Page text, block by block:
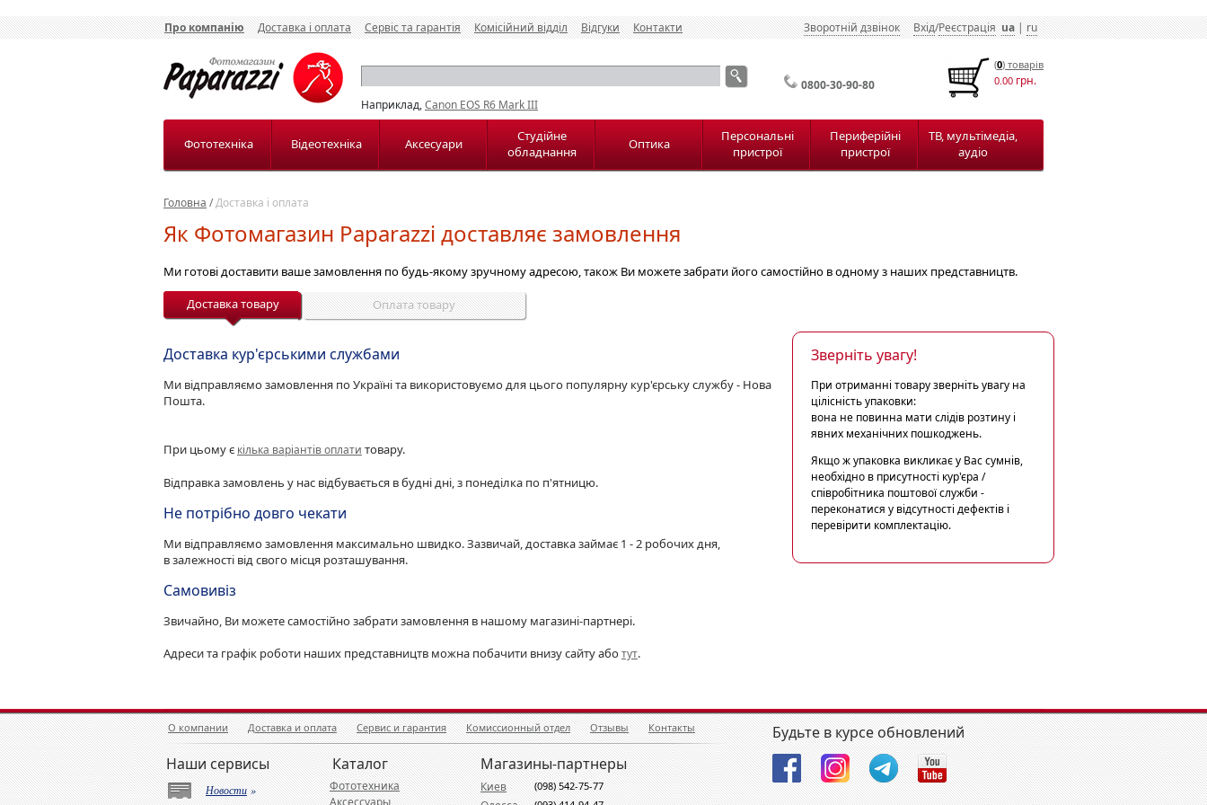
Про компанію Доставка і оплата Сервіс та гарантія Комісійний відділ Відгуки Контакти Зворотній дзвінок Вхід/Реєстрація ua|ru
Наприклад,Canon EOS R6 Mark III
0800-30-90-80
(0) товарiв
0.00 грн.
Фототехніка Відеотехніка Аксесуари
Студійне
обладнання
Оптика
Персональні
пристрої
Периферійні
пристрої
ТВ, мультімедіа,
аудіо
Головна /Доставка і оплата
Як Фотомагазин Paparazzi доставляє замовлення
Ми готові доставити ваше замовлення по будь-якому зручному адресою, також Ви можете забрати його самостійно в одному з наших представництв.
Доставка товару
Оплата товару
Зверніть увагу!
При отриманні товару зверніть увагу на
цілісність упаковки:
вона не повинна мати слідів розтину і
явних механічних пошкоджень.
Якщо ж упаковка викликає у Вас сумнів,
необхідно в присутності кур'єра /
співробітника поштової служби -
переконатися у відсутності дефектів і
перевірити комплектацію.
Доставка кур'єрськими службами
Ми відправляємо замовлення по Україні та використовуємо для цього популярну кур'єрську службу - Нова
Пошта.
При цьому є кілька варіантів оплати товару.
Відправка замовлень у нас відбувається в будні дні, з понеділка по п'ятницю.
Не потрібно довго чекати
Ми відправляємо замовлення максимально швидко. Зазвичай, доставка займає 1 - 2 робочих дня,
в залежності від свого місця розташування.
Самовивіз
Звичайно, Ви можете самостійно забрати замовлення в нашому магазині-партнері.
Адреси та графік роботи наших представництв можна побачити внизу сайту аботут.
О компании Доставка и оплата Сервис и гарантия Комиссионный отдел Отзывы Контакты
Наши сервисы
Новости»
Каталог
Фототехника
Магазины-партнеры
Киев (098) 542-75-77
Будьте в курсе обновлений